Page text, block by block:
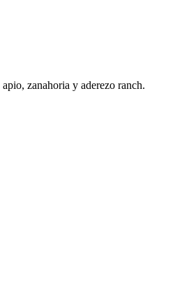
zanahoria y aderezo ranch.